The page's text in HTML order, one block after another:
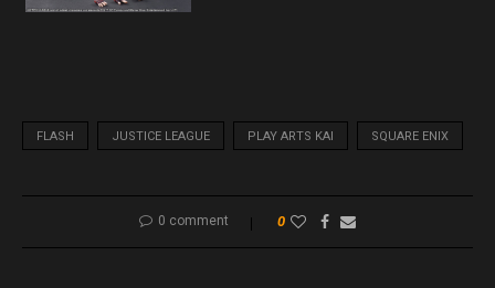
FLASH JUSTICE LEAGUE PLAY ARTS KAI SQUARE ENIX
0 comment 0